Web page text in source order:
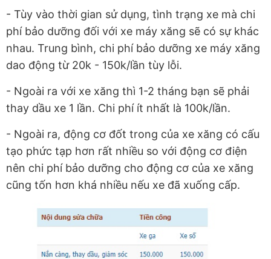
- Tùy vào thời gian sử dụng, tình trạng xe mà chi
phí bảo dưỡng đối với xe máy xăng sẽ có sự khác
nhau. Trung bình, chi phí bảo dưỡng xe máy xăng
dao động từ 20k - 150k/lần tùy lỗi.
- Ngoài ra với xe xăng thì 1-2 tháng bạn sẽ phải
thay dầu xe 1 lần. Chi phí ít nhất là 100k/lần.
- Ngoài ra, động cơ đốt trong của xe xăng có cấu
tạo phức tạp hơn rất nhiều so với động cơ điện
nên chi phí bảo dưỡng cho động cơ của xe xăng
cũng tốn hơn khá nhiều nếu xe đã xuống cấp.